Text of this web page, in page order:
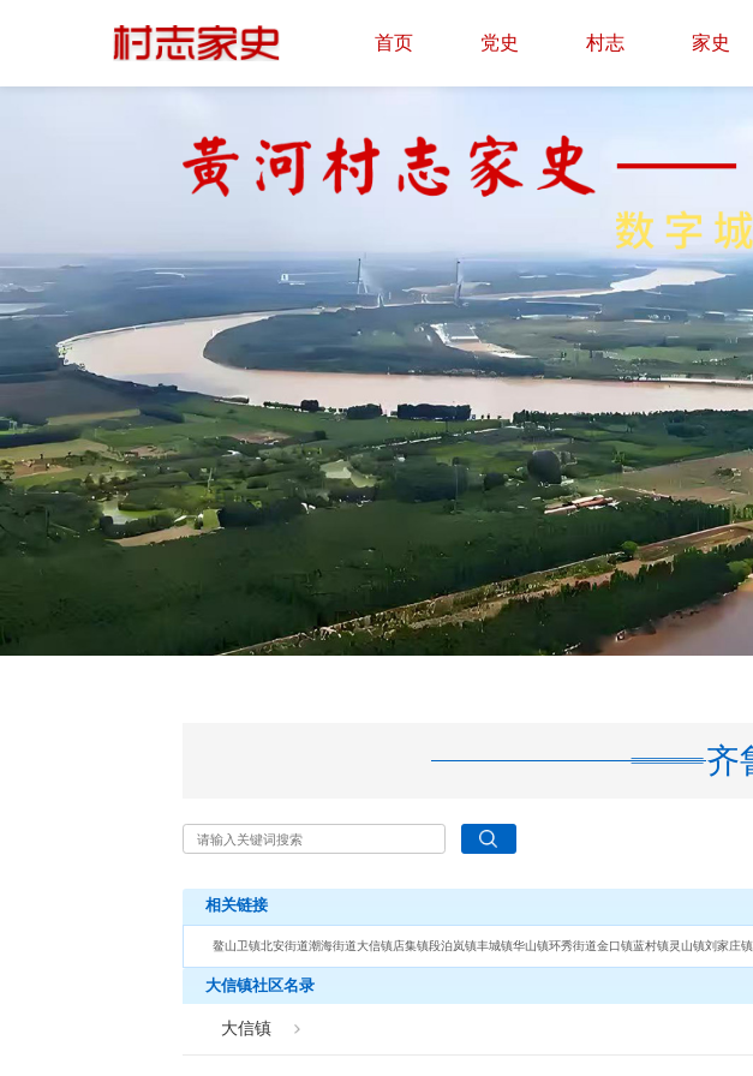
首页 党史 村志 家史
齐
相关链接
鳌山卫镇北安街道潮海街道大信镇店集镇段泊岚镇丰城镇华山镇环秀街道金口镇蓝村镇灵山镇刘家庄镇
大信镇社区名录
大信镇